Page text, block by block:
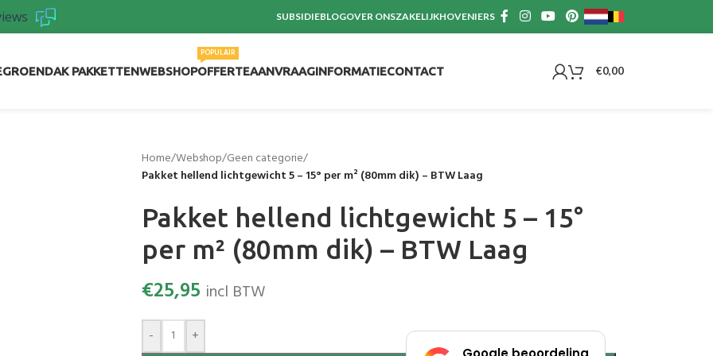
SUBSIDIEBLOGOVER ONSZAKELIJKHOVENIERS
GROENDAK PAKKETTENWEBSHOPOFFERTEAANVRAAG
POPULAIR
INFORMATIECONTACT €0,00
Home/Webshop/Geen categorie/
Pakket hellend lichtgewicht 5 – 15° per m² (80mm dik) – BTW Laag
Pakket hellend lichtgewicht 5 – 15°
per m² (80mm dik) – BTW Laag
€25,95 incl BTW
- +